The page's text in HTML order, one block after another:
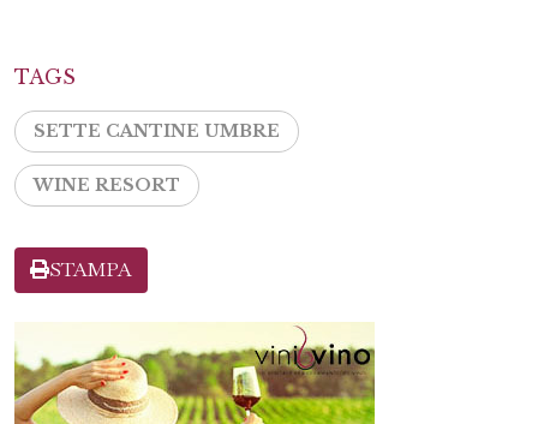
TAGS
SETTE CANTINE UMBRE
WINE RESORT
STAMPA